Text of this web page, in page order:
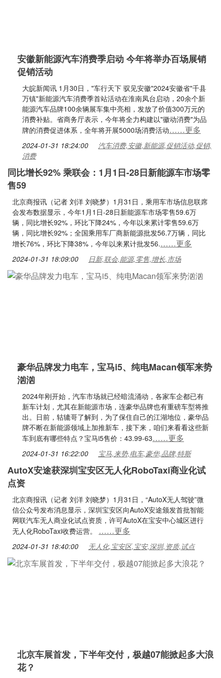
安徽新能源汽车消费季启动 今年将举办百场展销
促销活动
大皖新闻讯 1月30日，"车行天下 驭见安徽"2024安徽省"千县
万镇"新能源汽车消费季首站活动在淮南凤台启动，20余个新
能源汽车品牌100余辆展车集中亮相，发放了价值300万元的
消费补贴。省商务厅表示，今年将全力构建以"徽动消费"为品
牌的消费促进体系，全年将开展5000场消费活动……更多
2024-01-31 18:24:00
汽车消费,安徽,新能源,促销活动,促销,
消费
同比增长92% 乘联会：1月1日-28日新能源车市场零
售59
北京商报讯（记者 刘洋 刘晓梦）1月31日，乘用车市场信息联席
会发布数据显示，今年1月1日-28日新能源车市场零售59.6万
辆，同比增长92%，环比下降24%，今年以来累计零售59.6万
辆，同比增长92%；全国乘用车厂商新能源批发56.7万辆，同比
增长76%，环比下降38%，今年以来累计批发56.……更多
2024-01-31 18:09:00 日新,联会,能源,零售,增长,市场
豪华品牌发力电车，宝马i5、纯电Macan领军来势
汹汹
2024年刚开始，汽车市场就已经暗流涌动，各家车企都已有
新车计划，尤其在新能源市场，连豪华品牌也有重磅车型将推
出。日前，轱辘哥了解到，为了保住自己的江湖地位，豪华品
牌不断在新能源领域上加推新车，接下来，咱们来看看这些新
车到底有哪些特点？宝马i5售价：43.99-63……更多
2024-01-31 16:22:00 宝马,来势,电车,豪华,品牌,特斯
AutoX安途获深圳宝安区无人化RoboTaxi商业化试
点资
北京商报讯（记者 刘洋 刘晓梦）1月31日，“AutoX无人驾驶”微
信公众号发布消息显示，深圳宝安区向AutoX安途颁发首批智能
网联汽车无人商业化试点资质，许可AutoX在宝安中心城区进行
无人化RoboTaxi收费运营。 ……更多
2024-01-31 18:40:00 无人化,宝安区,宝安,深圳,资质,试点
北京车展首发，下半年交付，极越07能掀起多大浪
花？